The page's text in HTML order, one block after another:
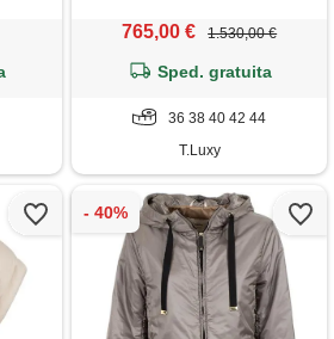
765,00 € 1.530,00 €
Sped. gratuita
36 38 40 42 44
T.Luxy